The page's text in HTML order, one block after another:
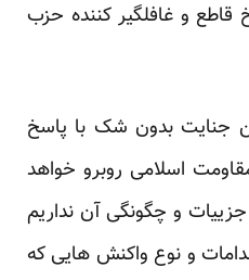
و غافلگیر کننده حزب
جنایت بدون شک با پاسخ
اسلامی روبرو خواهد
و چگونگی آن نداریم
و نوع واکنش هایی که